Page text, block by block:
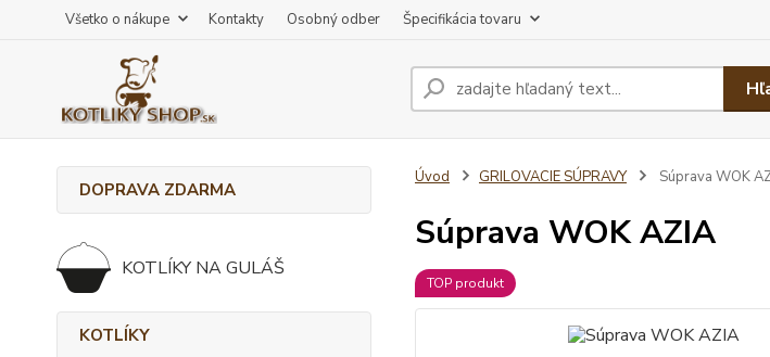
Všetko o nákupe Kontakty Osobný odber Špecifikácia tovaru
DOPRAVA ZDARMA
KOTLÍKY NA GULÁŠ
KOTLÍKY
Úvod GRILOVACIE SÚPRAVY Súprava WOK
Súprava WOK AZIA
TOP produkt